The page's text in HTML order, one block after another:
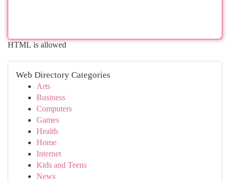
HTML is allowed
Web Directory Categories
Arts
Business
Computers
Games
Health
Home
Internet
Kids and Teens
News